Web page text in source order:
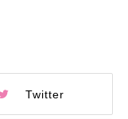
Twitter